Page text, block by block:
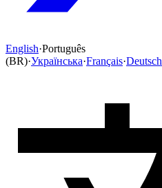
English·Português
(BR)·Українська·Français·Deutsch